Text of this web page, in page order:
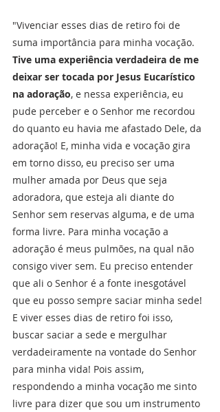
"Vivenciar esses dias de retiro foi de
suma importância para minha vocação.
Tive uma experiência verdadeira de me
deixar ser tocada por Jesus Eucarístico
na adoração, e nessa experiência, eu
pude perceber e o Senhor me recordou
do quanto eu havia me afastado Dele, da
adoração! E, minha vida e vocação gira
em torno disso, eu preciso ser uma
mulher amada por Deus que seja
adoradora, que esteja ali diante do
Senhor sem reservas alguma, e de uma
forma livre. Para minha vocação a
adoração é meus pulmões, na qual não
consigo viver sem. Eu preciso entender
que ali o Senhor é a fonte inesgotável
que eu posso sempre saciar minha sede!
E viver esses dias de retiro foi isso,
buscar saciar a sede e mergulhar
verdadeiramente na vontade do Senhor
para minha vida! Pois assim,
respondendo a minha vocação me sinto
livre para dizer que sou um instrumento